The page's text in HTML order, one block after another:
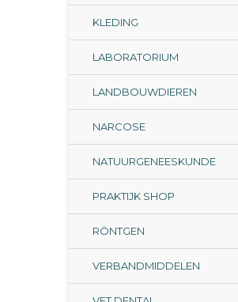
KLEDING
LABORATORIUM
LANDBOUWDIEREN
NARCOSE
NATUURGENEESKUNDE
PRAKTIJK SHOP
RÖNTGEN
VERBANDMIDDELEN